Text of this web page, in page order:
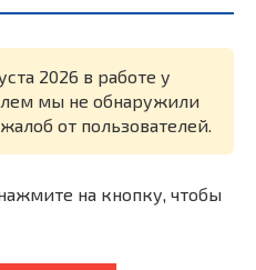
2026 в работе у
мы не обнаружили
от пользователей.
на кнопку, чтобы